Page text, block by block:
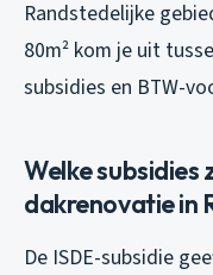
Randstedelijke
80m² kom je uit
subsidies en BTW-
Welke subsidies
dakrenovatie in
De ISDE-subsidie